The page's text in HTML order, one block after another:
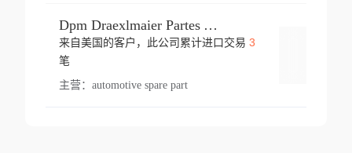
Dpm Draexlmaier Partes Automotrices Corr Ind Huejotzingo
来自美国的客户，此公司累计进口交易 3
笔
主营： automotive spare part